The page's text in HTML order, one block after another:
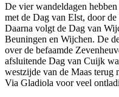
De vier wandeldagen
met de Dag van Elst, door
Daarna volgt de Dag van
Beuningen en Wijchen. De
over de befaamde
afsluitende Dag van Cuijk
westzijde van de Maas terug
Via Gladiola voor veel